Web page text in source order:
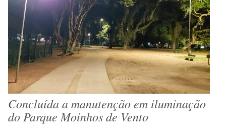
Concluída a manutenção em iluminação
do Parque Moinhos de Vento